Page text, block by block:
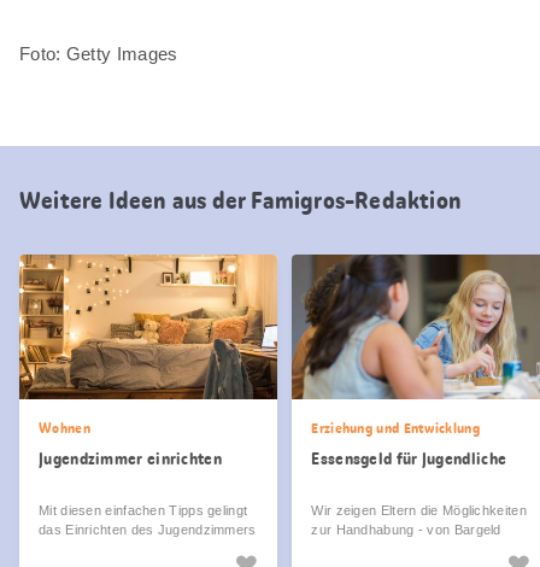
Foto: Getty Images
Weitere Ideen aus der Famigros-Redaktion
Wohnen
Jugendzimmer einrichten
Mit diesen einfachen Tipps gelingt
das Einrichten des Jugendzimmers
Erziehung und Entwicklung
Essensgeld für Jugendliche
Wir zeigen Eltern die Möglichkeiten
zur Handhabung - von Bargeld